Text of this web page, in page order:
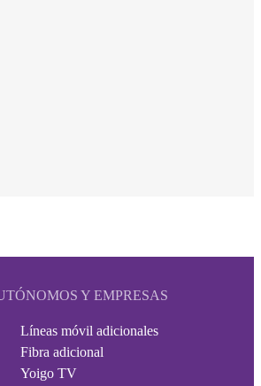
Y EMPRESAS
Líneas móvil adicionales
Fibra adicional
Yoigo TV